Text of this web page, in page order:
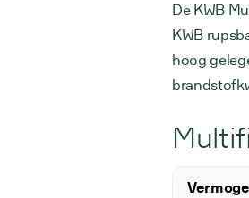
De KWB
KWB
hoog